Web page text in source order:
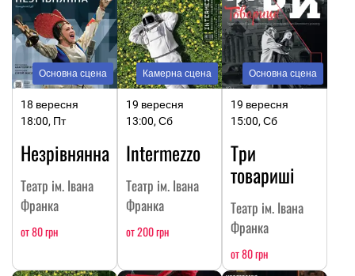
Основна сцена
18 вересня
18:00, Пт
Незрівнянна
Театр ім. Івана
Франка
от 80 грн
Камерна сцена
19 вересня
13:00, Сб
Intermezzo
Театр ім. Івана
Франка
от 200 грн
Основна сцена
19 вересня
15:00, Сб
Три
товариші
Театр ім. Івана
Франка
от 80 грн